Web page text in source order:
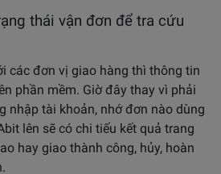
thái vận đơn để tra cứu
các đơn vị giao hàng thì thông tin
phần mềm. Giờ đây thay vì phải
nhập tài khoản, nhớ đơn nào dùng
lên sẽ có chi tiếu kết quả trang
hay giao thành công, hủy, hoàn